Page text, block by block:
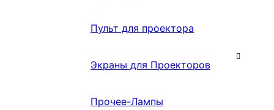
Пульт для проектора
Экраны для Проекторов
Прочее-Лампы